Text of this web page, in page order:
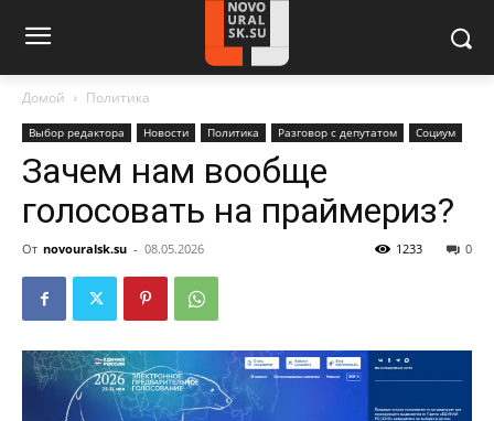
Домой Политика
Выбор редактора Новости Политика Разговор с депутатом Социум
Зачем нам вообще
голосовать на праймериз?
От novouralsk.su - 08.05.2026 0
1233